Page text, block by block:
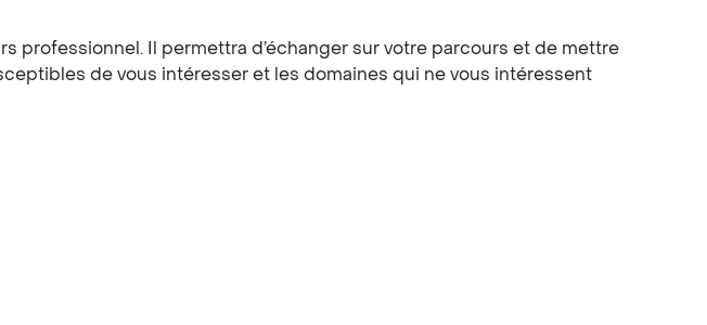
professionnel. Il permettra d’échanger sur votre parcours et de mettre
de vous intéresser et les domaines qui ne vous intéressent